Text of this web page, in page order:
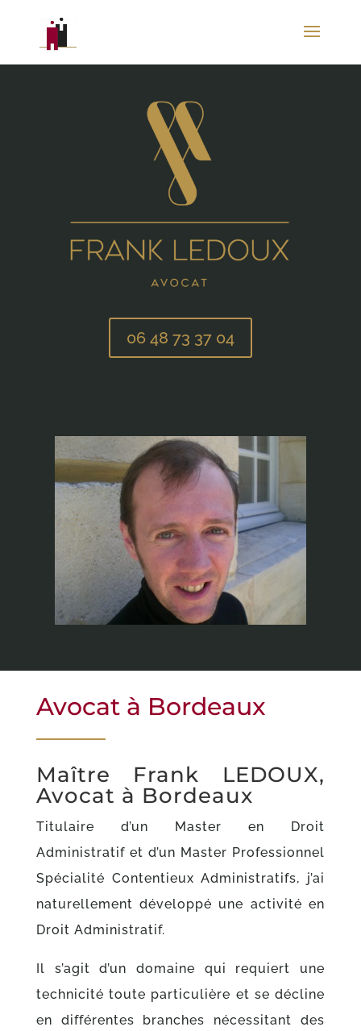
06 48 73 37 04
Avocat à Bordeaux
Maître Frank LEDOUX,
Avocat à Bordeaux
Titulaire d’un Master en Droit
Administratif et d’un Master Professionnel
Spécialité Contentieux Administratifs, j’ai
naturellement développé une activité en
Droit Administratif.
Il s’agit d’un domaine qui requiert une
technicité toute particulière et se décline
en différentes branches nécessitant des